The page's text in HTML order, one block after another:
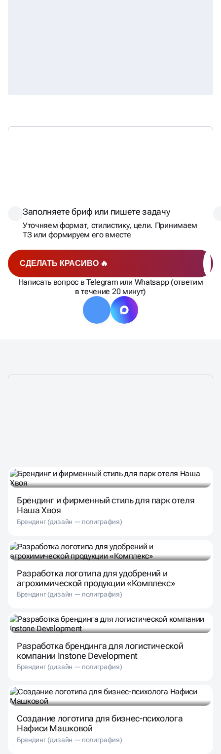
ДИЗАЙНА — ЗА 5 ШАГОВ
СДЕЛАТЬ КРАСИВО 🔥
Написать вопрос в Telegram или Whatsapp (ответим
в течение 20 минут)
Заполняете бриф или пишете задачу
Уточняем формат, стилистику, цели. Принимаем
ТЗ или формируем его вместе
Брендинг и фирменный стиль для парк отеля
Наша Хвоя
Брендинг (дизайн — полиграфия)
Разработка логотипа для удобрений и
агрохимической продукции «Комплекс»
Брендинг (дизайн — полиграфия)
Разработка брендинга для логистической
компании Instone Development
Брендинг (дизайн — полиграфия)
Создание логотипа для бизнес-психолога
Нафиси Машковой
Брендинг (дизайн — полиграфия)